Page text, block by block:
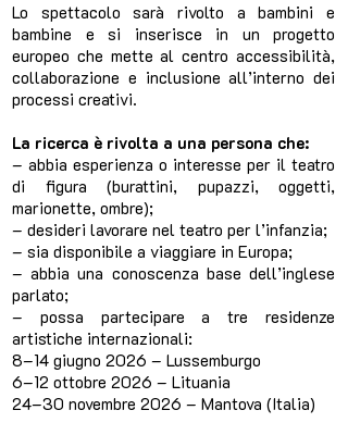
Lo spettacolo sarà rivolto a bambini e
bambine e si inserisce in un progetto
europeo che mette al centro accessibilità,
collaborazione e inclusione all’interno dei
processi creativi.
La ricerca è rivolta a una persona che:
– abbia esperienza o interesse per il teatro
di figura (burattini, pupazzi, oggetti,
marionette, ombre);
– desideri lavorare nel teatro per l’infanzia;
– sia disponibile a viaggiare in Europa;
– abbia una conoscenza base dell’inglese
parlato;
– possa partecipare a tre residenze
artistiche internazionali:
8–14 giugno 2026 – Lussemburgo
6–12 ottobre 2026 – Lituania
24–30 novembre 2026 – Mantova (Italia)